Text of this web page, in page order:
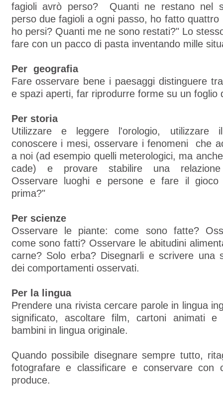
fagioli avrò perso? Quanti ne restano nel
perso due fagioli a ogni passo, ho fatto quattro
ho persi? Quanti me ne sono restati?" Lo
fare con un pacco di pasta inventando mille
Per geografia
Fare osservare bene i paesaggi distinguere
e spazi aperti, far riprodurre forme su un foglio
Per storia
Utilizzare e leggere l'orologio, utilizzare
conoscere i mesi, osservare i fenomeni che
a noi (ad esempio quelli meterologici, ma
cade) e provare stabilire una relazione
Osservare luoghi e persone e fare il
prima?"
Per scienze
Osservare le piante: come sono fatte?
come sono fatti? Osservare le abitudini
carne? Solo erba? Disegnarli e scrivere una
dei comportamenti osservati.
Per la lingua
Prendere una rivista cercare parole in lingua
significato, ascoltare film, cartoni animati e
bambini in lingua originale.
Quando possibile disegnare sempre tutto,
fotografare e classificare e conservare con
produce.